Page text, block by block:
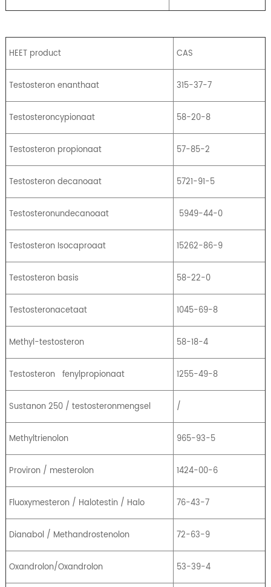
HEET product CAS
Testosteron enanthaat 315-37-7
Testosteroncypionaat 58-20-8
Testosteron propionaat 57-85-2
Testosteron decanoaat 5721-91-5
Testosteronundecanoaat 5949-44-0
Testosteron Isocaproaat 15262-86-9
Testosteron basis 58-22-0
Testosteronacetaat 1045-69-8
Methyl-testosteron 58-18-4
Testosteron fenylpropionaat 1255-49-8
Sustanon 250 / testosteronmengsel /
Methyltrienolon 965-93-5
Proviron / mesterolon 1424-00-6
Fluoxymesteron / Halotestin / Halo 76-43-7
Dianabol / Methandrostenolon 72-63-9
Oxandrolon/Oxandrolon 53-39-4